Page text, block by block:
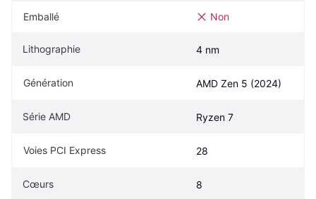
Emballé Non
Lithographie 4 nm
Génération AMD Zen 5 (2024)
Série AMD Ryzen 7
Voies PCI Express 28
Cœurs 8